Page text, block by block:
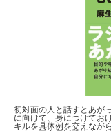
初対面の人と話すとあが
に向けて、身につけてお
キルを具体例を交えなが